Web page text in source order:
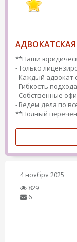
**Наши
- Только
- Каждый адвокат
- Гибкость
- Собственные
- Ведем дела по
**Полный
4 ноября 2025
829
6